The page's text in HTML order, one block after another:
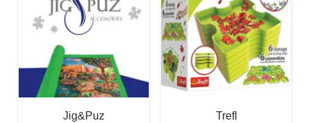
Jig&Puz
Trefl